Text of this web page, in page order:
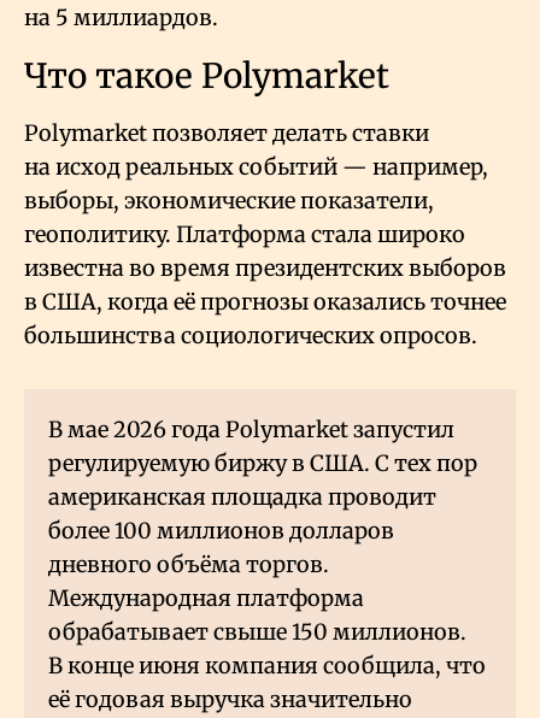
на 5 миллиардов.
Что такое Polymarket
Polymarket позволяет делать ставки
на исход реальных событий — например,
выборы, экономические показатели,
геополитику. Платформа стала широко
известна во время президентских выборов
в США, когда её прогнозы оказались точнее
большинства социологических опросов.
В мае 2026 года Polymarket запустил
регулируемую биржу в США. С тех пор
американская площадка проводит
более 100 миллионов долларов
дневного объёма торгов.
Международная платформа
обрабатывает свыше 150 миллионов.
В конце июня компания сообщила, что
её годовая выручка значительно